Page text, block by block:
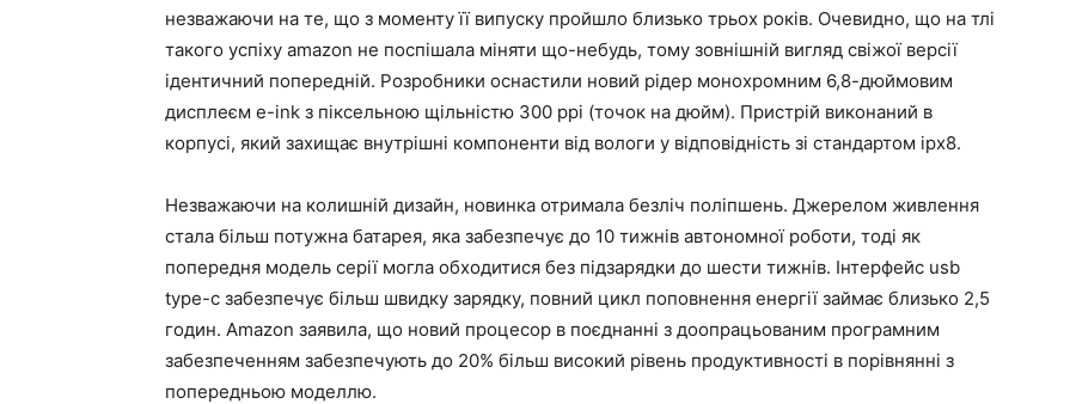
незважаючи на те, що з моменту її випуску пройшло близько трьох років. Очевидно, що на тлі
такого успіху amazon не поспішала міняти що-небудь, тому зовнішній вигляд свіжої версії
ідентичний попередній. Розробники оснастили новий рідер монохромним 6,8-дюймовим
дисплеєм e-ink з піксельною щільністю 300 ppi (точок на дюйм). Пристрій виконаний в
корпусі, який захищає внутрішні компоненти від вологи у відповідність зі стандартом ipx8.
Незважаючи на колишній дизайн, новинка отримала безліч поліпшень. Джерелом живлення
стала більш потужна батарея, яка забезпечує до 10 тижнів автономної роботи, тоді як
попередня модель серії могла обходитися без підзарядки до шести тижнів. Інтерфейс usb
type-c забезпечує більш швидку зарядку, повний цикл поповнення енергії займає близько 2,5
годин. Amazon заявила, що новий процесор в поєднанні з доопрацьованим програмним
забезпеченням забезпечують до 20% більш високий рівень продуктивності в порівнянні з
попередньою моделлю.